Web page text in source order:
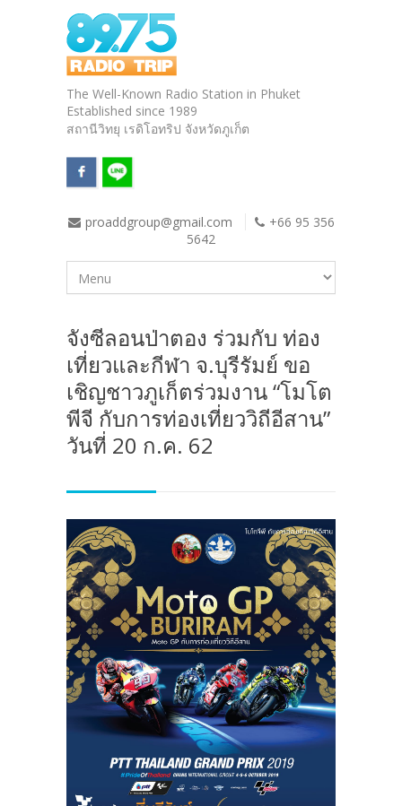
The Well-Known Radio Station in Phuket
Established since 1989
สถานีวิทยุ เรดิโอทริป จังหวัดภูเก็ต
proaddgroup@gmail.com
+66 95 356
5642
จังซีลอนป่าตอง ร่วมกับ ท่อง
เที่ยวและกีฬา จ.บุรีรัมย์ ขอ
เชิญชาวภูเก็ตร่วมงาน “โมโต
พีจี กับการท่องเที่ยววิถีอีสาน”
วันที่ 20 ก.ค. 62